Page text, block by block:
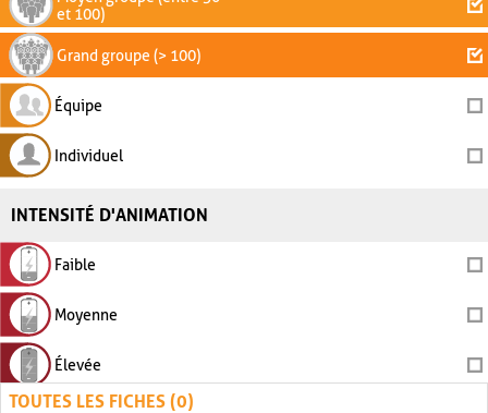
et 100)
Grand groupe (> 100)
Équipe
Individuel
INTENSITÉ D'ANIMATION
Faible
Moyenne
Élevée
TOUTES LES FICHES (0)